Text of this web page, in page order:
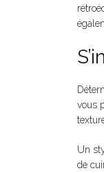
vous
Un
de